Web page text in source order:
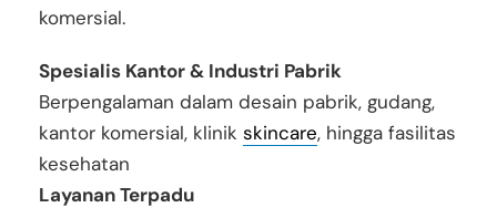
komersial.
Spesialis Kantor & Industri Pabrik
Berpengalaman dalam desain pabrik, gudang,
kantor komersial, klinik skincare, hingga fasilitas
kesehatan
Layanan Terpadu